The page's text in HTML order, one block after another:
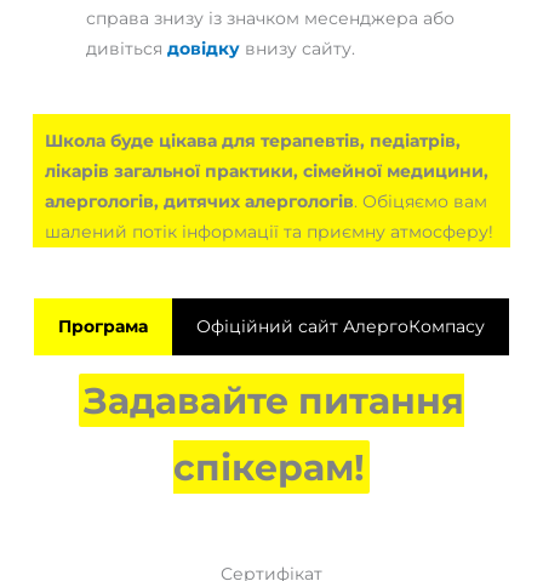
справа знизу із значком месенджера або
дивітьсядовідку внизу сайту.
Школа буде цікава для терапевтів, педіатрів,
лікарів загальної практики, сімейної медицини,
алергологів, дитячих алергологів. Обіцяємо вам
шалений потік інформації та приємну атмосферу!
Програма Офіційний сайт АлергоКомпасу
Задавайте питання
спікерам!
Сертифікат